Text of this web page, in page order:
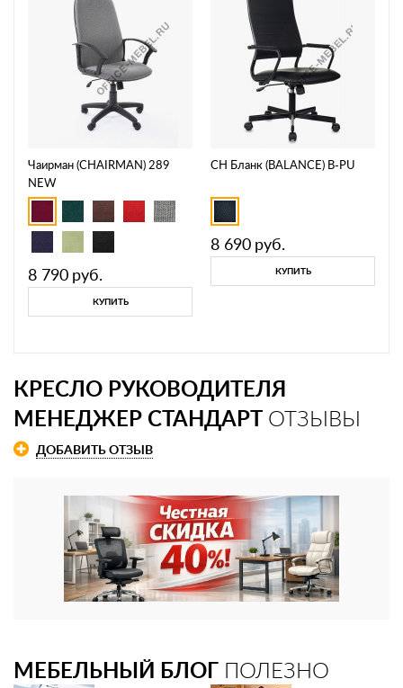
Чаирман (CHAIRMAN) 289
NEW
8 790 руб.
КУПИТЬ
CH Бланк (BALANCE) B-PU
8 690 руб.
КУПИТЬ
КРЕСЛО РУКОВОДИТЕЛЯ
МЕНЕДЖЕР СТАНДАРТ ОТЗЫВЫ
ДОБАВИТЬ ОТЗЫВ
МЕБЕЛЬНЫЙ БЛОГ ПОЛЕЗНО